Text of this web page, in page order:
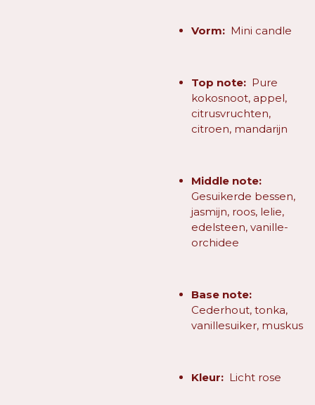
Vorm:Mini candle
Top note:Pure
kokosnoot, appel,
citrusvruchten,
citroen, mandarijn
Middle note:
Gesuikerde bessen,
jasmijn, roos, lelie,
edelsteen, vanille-
orchidee
Base note:
Cederhout, tonka,
vanillesuiker, muskus
Kleur:Licht rose